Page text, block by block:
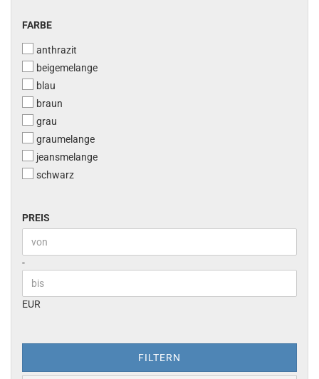
FARBE
FARBE
anthrazit
beigemelange
blau
braun
grau
graumelange
jeansmelange
schwarz
PREIS
PREIS
Preis bis
-
EUR
FILTERN